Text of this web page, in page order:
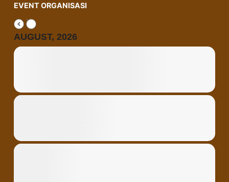
EVENT ORGANISASI
AUGUST, 2026